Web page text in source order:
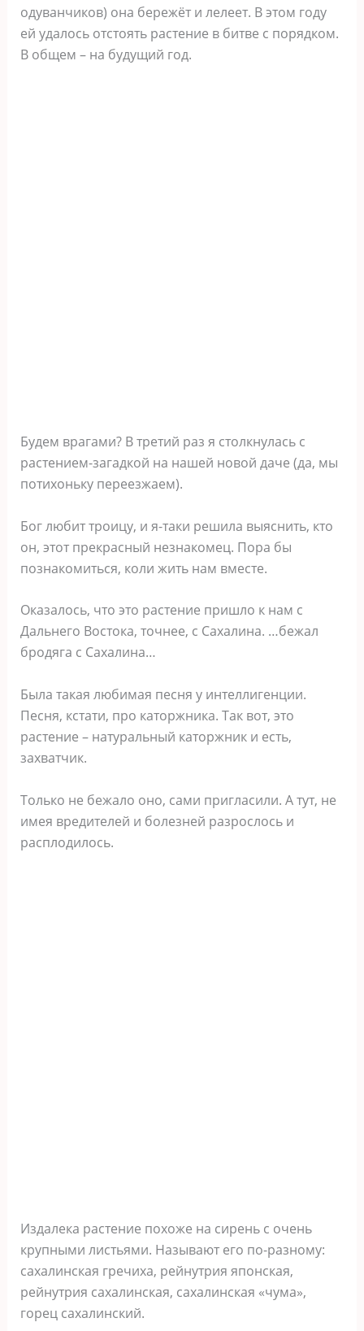
одуванчиков) она бережёт и лелеет. В этом году
ей удалось отстоять растение в битве с порядком.
В общем – на будущий год.
Будем врагами? В третий раз я столкнулась с
растением-загадкой на нашей новой даче (да, мы
потихоньку переезжаем).
Бог любит троицу, и я-таки решила выяснить, кто
он, этот прекрасный незнакомец. Пора бы
познакомиться, коли жить нам вместе.
Оказалось, что это растение пришло к нам с
Дальнего Востока, точнее, с Сахалина. …бежал
бродяга с Сахалина…
Была такая любимая песня у интеллигенции.
Песня, кстати, про каторжника. Так вот, это
растение – натуральный каторжник и есть,
захватчик.
Только не бежало оно, сами пригласили. А тут, не
имея вредителей и болезней разрослось и
расплодилось.
Издалека растение похоже на сирень с очень
крупными листьями. Называют его по-разному:
сахалинская гречиха, рейнутрия японская,
рейнутрия сахалинская, сахалинская «чума»,
горец сахалинский.